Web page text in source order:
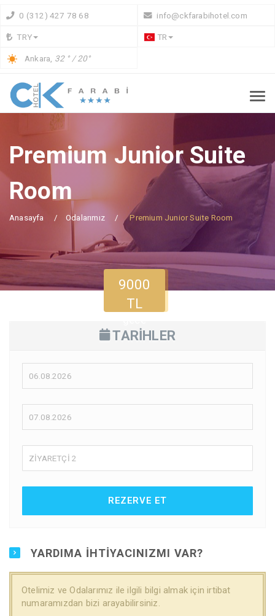
0 (312) 427 78 68 info@ckfarabihotel.com
TRY TR
Ankara, 32 ° / 20°
Premium Junior Suite
Room
Anasayfa Odalarımız Premium Junior Suite Room
9000
TL
TARİHLER
ZİYARETÇİ 2
REZERVE ET
YARDIMA IHTIYACINIZMI VAR?
Otelimiz ve Odalarımız ile ilgili bilgi almak için irtibat
numaramızdan bizi arayabilirsiniz.